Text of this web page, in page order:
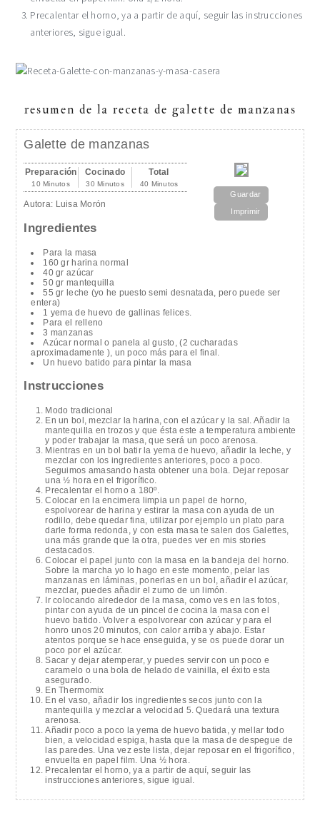
Precalentar el horno, ya a partir de aquí, seguir las instrucciones
anteriores, sigue igual.
resumen de la receta de galette de manzanas
Galette de manzanas
Guardar
Imprimir
Preparación
10 Minutos
Cocinado
30 Minutos
Total
40 Minutos
Autora: Luisa Morón
Ingredientes
Para la masa
160 gr harina normal
40 gr azúcar
50 gr mantequilla
55 gr leche (yo he puesto semi desnatada, pero puede ser
entera)
1 yema de huevo de gallinas felices.
Para el relleno
3 manzanas
Azúcar normal o panela al gusto, (2 cucharadas
aproximadamente ), un poco más para el final.
Un huevo batido para pintar la masa
Instrucciones
Modo tradicional
En un bol, mezclar la harina, con el azúcar y la sal. Añadir la
mantequilla en trozos y que ésta este a temperatura ambiente
y poder trabajar la masa, que será un poco arenosa.
Mientras en un bol batir la yema de huevo, añadir la leche, y
mezclar con los ingredientes anteriores, poco a poco.
Seguimos amasando hasta obtener una bola. Dejar reposar
una ½ hora en el frigorífico.
Precalentar el horno a 180º.
Colocar en la encimera limpia un papel de horno,
espolvorear de harina y estirar la masa con ayuda de un
rodillo, debe quedar fina, utilizar por ejemplo un plato para
darle forma redonda, y con esta masa te salen dos Galettes,
una más grande que la otra, puedes ver en mis stories
destacados.
Colocar el papel junto con la masa en la bandeja del horno.
Sobre la marcha yo lo hago en este momento, pelar las
manzanas en láminas, ponerlas en un bol, añadir el azúcar,
mezclar, puedes añadir el zumo de un limón.
Ir colocando alrededor de la masa, como ves en las fotos,
pintar con ayuda de un pincel de cocina la masa con el
huevo batido. Volver a espolvorear con azúcar y para el
honro unos 20 minutos, con calor arriba y abajo. Estar
atentos porque se hace enseguida, y se os puede dorar un
poco por el azúcar.
Sacar y dejar atemperar, y puedes servir con un poco e
caramelo o una bola de helado de vainilla, el éxito esta
asegurado.
En Thermomix
En el vaso, añadir los ingredientes secos junto con la
mantequilla y mezclar a velocidad 5. Quedará una textura
arenosa.
Añadir poco a poco la yema de huevo batida, y mellar todo
bien, a velocidad espiga, hasta que la masa de despegue de
las paredes. Una vez este lista, dejar reposar en el frigorífico,
envuelta en papel film. Una ½ hora.
Precalentar el horno, ya a partir de aquí, seguir las
instrucciones anteriores, sigue igual.